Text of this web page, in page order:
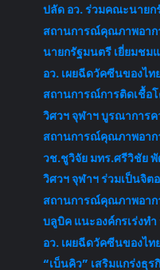
ปลัด อว. ร่วมคณะนาย
สถานการณ์คุณภาพอาก
นายกรัฐมนตรี เยี่ยมชม
อว. เผยฉีดวัคซีนของไ
สถานการณ์การติดเชื้อ
วิศวฯ จุฬาฯ บูรณาการ
สถานการณ์คุณภาพอาก
วช.ชูวิจัย มทร.ศรีวิชัย
วิศวฯ จุฬาฯ ร่วมเป็นจิ
สถานการณ์คุณภาพอาก
บลูบิค แนะองค์กรเร่ง
อว. เผยฉีดวัคซีนของไ
“เบ็นคิว” เสริมแกร่ง